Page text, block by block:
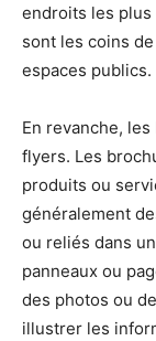
endroits les
sont les coins
espaces publics.
En revanche,
flyers. Les
produits ou
généralement
ou reliés dans
panneaux ou
des photos ou
illustrer les